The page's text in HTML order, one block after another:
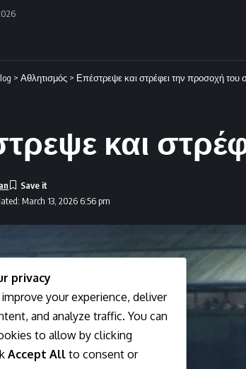
> Αθλητισμός > Επέστρεψε και στρέφει την προσοχή του
και
March 13, 2026 6:56 pm
privacy
your experience, deliver
and analyze traffic. You can
to allow by clicking
Accept All to consent or